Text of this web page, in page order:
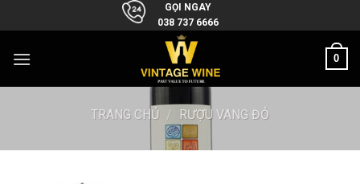
to
GỌI NGAY
038 737 6666
0
TRANG CHỦ / RƯỢU VANG ĐỎ